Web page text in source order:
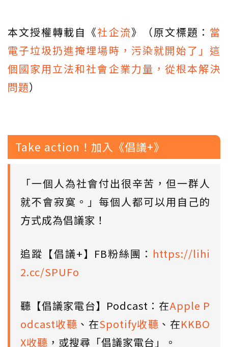
本文授權轉載自《社企流》（原文標題： 當
電子垃圾扔進掩埋場時，污染就開始了」這
個國家用立法和社會企業力量，從根本解決
問題）
Take action！加入《倡議+》
「一個人為社會付出很辛苦，但一群人
就不會寂寞。」每個人都可以用自己的
方式成為倡議家！
追蹤【倡議+】FB粉絲團： https://lihi
2.cc/SPUFo
聽【倡議家電台】Podcast：在Apple P
odcast收聽 、在Spotify收聽 、在KKBO
X收聽 ，或搜尋「倡議家電台」。